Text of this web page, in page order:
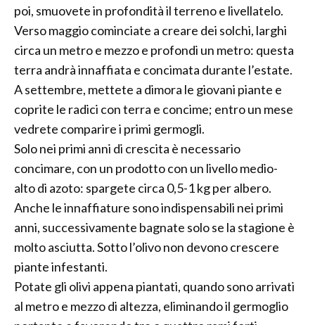
poi, smuovete in profondità il terreno e livellatelo.
Verso maggio cominciate a creare dei solchi, larghi
circa un metro e mezzo e profondi un metro: questa
terra andrà innaffiata e concimata durante l’estate.
A settembre, mettete a dimora le giovani piante e
coprite le radici con terra e concime; entro un mese
vedrete comparire i primi germogli.
Solo nei primi anni di crescita è necessario
concimare, con un prodotto con un livello medio-
alto di azoto: spargete circa 0,5-1 kg per albero.
Anche le innaffiature sono indispensabili nei primi
anni, successivamente bagnate solo se la stagione è
molto asciutta. Sotto l’olivo non devono crescere
piante infestanti.
Potate gli olivi appena piantati, quando sono arrivati
al metro e mezzo di altezza, eliminando il germoglio